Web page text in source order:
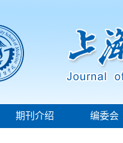
期刊介绍 编委会